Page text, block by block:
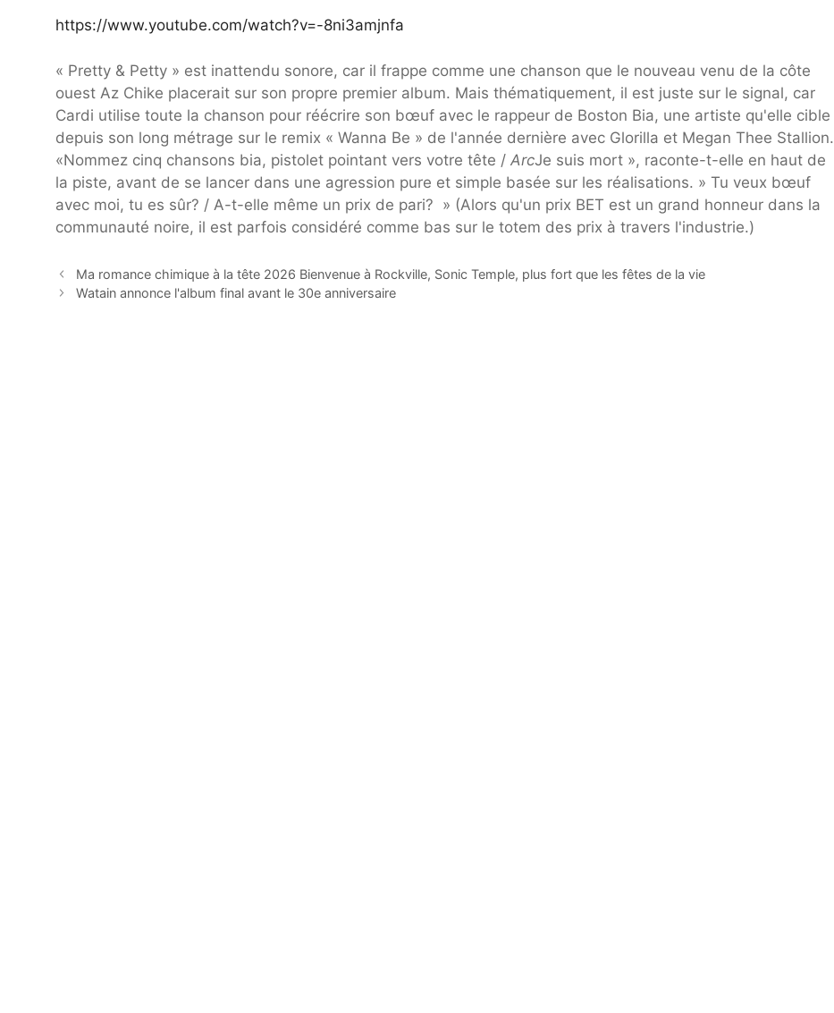
https://www.youtube.com/watch?v=-8ni3amjnfa
« Pretty & Petty » est inattendu sonore, car il frappe comme une chanson que le nouveau venu de la côte
ouest Az Chike placerait sur son propre premier album. Mais thématiquement, il est juste sur le signal, car
Cardi utilise toute la chanson pour réécrire son bœuf avec le rappeur de Boston Bia, une artiste qu'elle cible
depuis son long métrage sur le remix « Wanna Be » de l'année dernière avec Glorilla et Megan Thee Stallion.
«Nommez cinq chansons bia, pistolet pointant vers votre tête / ArcJe suis mort », raconte-t-elle en haut de
la piste, avant de se lancer dans une agression pure et simple basée sur les réalisations. » Tu veux bœuf
avec moi, tu es sûr? / A-t-elle même un prix de pari? » (Alors qu'un prix BET est un grand honneur dans la
communauté noire, il est parfois considéré comme bas sur le totem des prix à travers l'industrie.)
Ma romance chimique à la tête 2026 Bienvenue à Rockville, Sonic Temple, plus fort que les fêtes de la vie
Watain annonce l'album final avant le 30e anniversaire